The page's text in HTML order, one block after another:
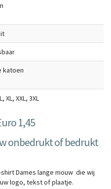
katoen
XL, XXL, 3XL
1,45
onbedrukt of bedrukt
Dames lange mouw die wij
logo, tekst of plaatje.